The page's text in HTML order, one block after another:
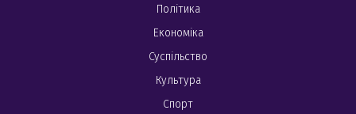
Політика
Економіка
Суспільство
Культура
Спорт